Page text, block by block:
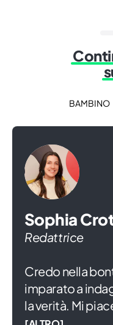
BAMBINO
Sophia
Redattrice
Credo nella
imparato a
la verità. Mi